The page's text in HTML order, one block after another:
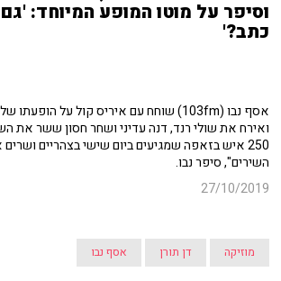
וסיפר על מוטו המופע המיוחד:
כתב?'
ואירח את שולי רנד, דנה עדיני ושחר חסון ששר את
250 איש בזאפה שמגיעים ביום שישי בצהריים
השירים", סיפר נבו.
27/10/2019
מוזיקה דן תורן אסף נבו